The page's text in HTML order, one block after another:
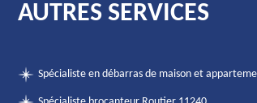
AUTRES SERVICES
Spécialiste en débarras de maison et